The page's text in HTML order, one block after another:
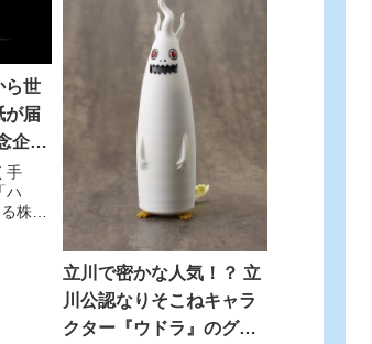
ら世
が届
企
狼＜
販
手
ハ
株式
立川で密かな人気！？ 立
川公認なりそこねキャラ
クター『ウドラ』のグッ